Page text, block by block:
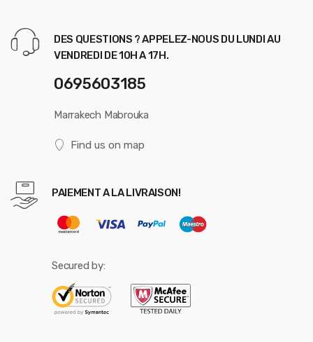
DES QUESTIONS ? APPELEZ-NOUS DU LUNDI AU
VENDREDI DE 10H A 17H.
0695603185
Marrakech Mabrouka
Find us on map
PAIEMENT A LA LIVRAISON!
Secured by: